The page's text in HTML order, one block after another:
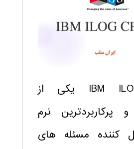
IBM یکی از
پرکاربردترین نرم
کننده مسئله های